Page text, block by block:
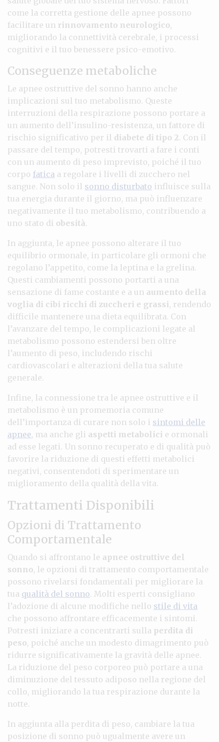
come la corretta gestione delle apnee possono
facilitare un rinnovamento neurologico,
migliorando la connettività cerebrale, i processi
cognitivi e il tuo benessere psico-emotivo.
Conseguenze metaboliche
Le apnee ostruttive del sonno hanno anche
implicazioni sul tuo metabolismo. Queste
interruzioni della respirazione possono portare a
un aumento dell’insulino-resistenza, un fattore di
rischio significativo per il diabete di tipo 2. Con il
passare del tempo, potresti trovarti a fare i conti
con un aumento di peso imprevisto, poiché il tuo
corpo fatica a regolare i livelli di zucchero nel
sangue. Non solo il sonno disturbato influisce sulla
tua energia durante il giorno, ma può influenzare
negativamente il tuo metabolismo, contribuendo a
uno stato di obesità.
In aggiunta, le apnee possono alterare il tuo
equilibrio ormonale, in particolare gli ormoni che
regolano l’appetito, come la leptina e la grelina.
Questi cambiamenti possono portarti a una
sensazione di fame costante e a un aumento della
voglia di cibi ricchi di zuccheri e grassi, rendendo
difficile mantenere una dieta equilibrata. Con
l’avanzare del tempo, le complicazioni legate al
metabolismo possono estendersi ben oltre
l’aumento di peso, includendo rischi
cardiovascolari e alterazioni della tua salute
generale.
Infine, la connessione tra le apnee ostruttive e il
metabolismo è un promemoria comune
dell’importanza di curare non solo i sintomi delle
apnee, ma anche gli aspetti metabolici e ormonali
ad esse legati. Un sonno recuperato e di qualità può
favorire la riduzione di questi effetti metabolici
negativi, consentendoti di sperimentare un
miglioramento della qualità della vita.
Trattamenti Disponibili
Opzioni di Trattamento
Comportamentale
Quando si affrontano le apnee ostruttive del
sonno, le opzioni di trattamento comportamentale
possono rivelarsi fondamentali per migliorare la
tua qualità del sonno. Molti esperti consigliano
l’adozione di alcune modifiche nello stile di vita
che possono affrontare efficacemente i sintomi.
Potresti iniziare a concentrarti sulla perdita di
peso, poiché anche un modesto dimagrimento può
ridurre significativamente la gravità delle apnee.
La riduzione del peso corporeo può portare a una
diminuzione del tessuto adiposo nella regione del
collo, migliorando la tua respirazione durante la
notte.
In aggiunta alla perdita di peso, cambiare la tua
posizione di sonno può ugualmente avere un